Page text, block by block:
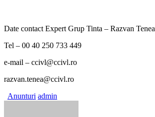
Date contact Expert Grup Tinta – Razvan Tenea
Tel – 00 40 250 733 449
e-mail – ccivl@ccivl.ro
razvan.tenea@ccivl.ro
Anunturi admin